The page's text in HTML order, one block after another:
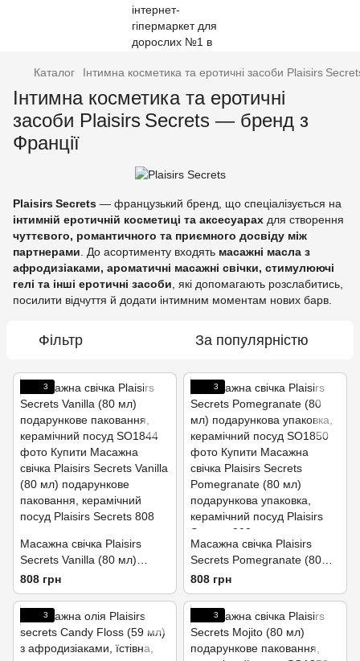
Каталог Інтимна косметика та еротичні засоби Plaisirs
Інтимна косметика та еротичні
засоби Plaisirs Secrets — бренд з
Франції
Plaisirs Secrets — французький бренд, що спеціалізується на
інтимній еротичній косметиці та аксесуарах для створення
чуттєвого, романтичного та приємного досвіду між
партнерами. До асортименту входять масажні масла з
афродизіаками, ароматичні масажні свічки, стимулюючі
гелі та інші еротичні засоби, які допомагають розслабитись,
посилити відчуття й додати інтимним моментам нових барв.
Фільтр За популярністю
3
Масажна свічка Plaisirs
Secrets Vanilla (80 мл)
подарункове паковання,
керамічний посуд
808 грн
3
Масажна свічка Plaisirs
Secrets Pomegranate (80
мл) подарункова упаковка,
керамічний посуд
808 грн
3 3